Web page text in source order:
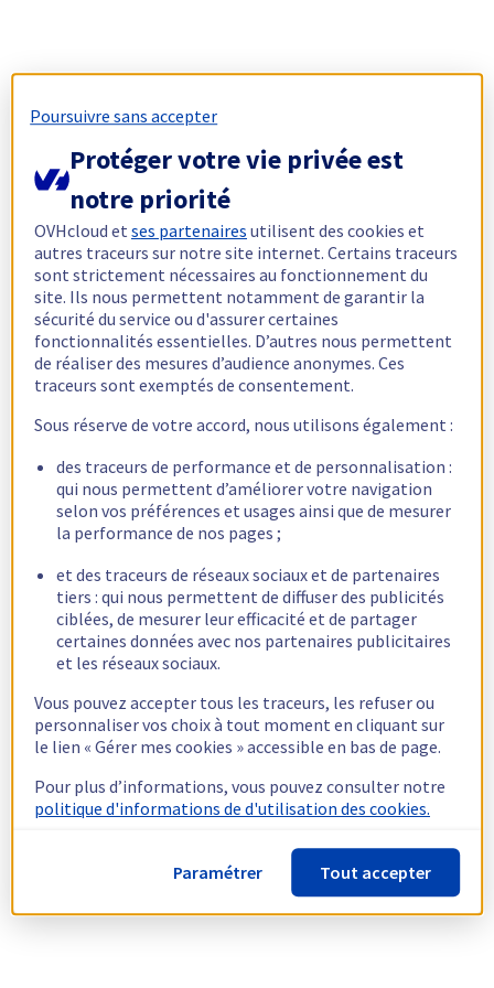
Poursuivre sans accepter
Protéger votre vie privée est
notre priorité
OVHcloud etses partenaires utilisent des cookies et
autres traceurs sur notre site internet. Certains traceurs
sont strictement nécessaires au fonctionnement du
site. Ils nous permettent notamment de garantir la
sécurité du service ou d'assurer certaines
fonctionnalités essentielles. D’autres nous permettent
de réaliser des mesures d’audience anonymes. Ces
traceurs sont exemptés de consentement.
Sous réserve de votre accord, nous utilisons également :
des traceurs de performance et de personnalisation :
qui nous permettent d’améliorer votre navigation
selon vos préférences et usages ainsi que de mesurer
la performance de nos pages ;
et des traceurs de réseaux sociaux et de partenaires
tiers : qui nous permettent de diffuser des publicités
ciblées, de mesurer leur efficacité et de partager
certaines données avec nos partenaires publicitaires
et les réseaux sociaux.
Vous pouvez accepter tous les traceurs, les refuser ou
personnaliser vos choix à tout moment en cliquant sur
le lien « Gérer mes cookies » accessible en bas de page.
Pour plus d’informations, vous pouvez consulter notre
politique d'informations de d'utilisation des cookies.
Paramétrer Tout accepter